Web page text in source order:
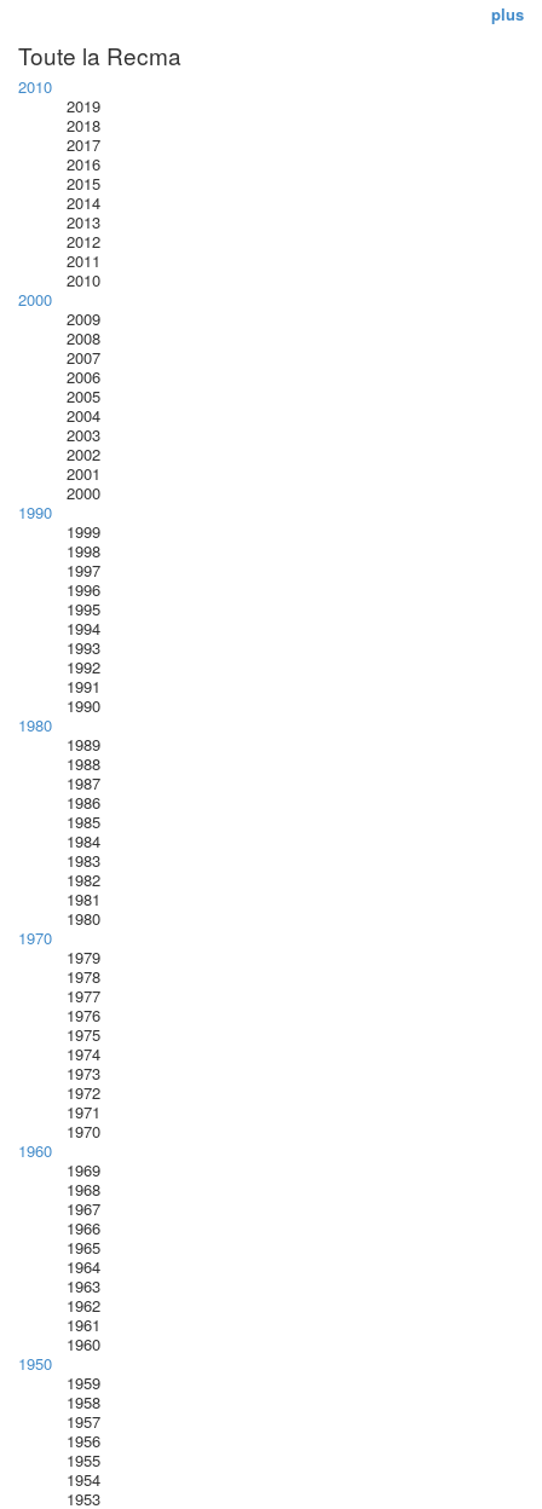
plus
Toute la Recma
2010
2019
2018
2017
2016
2015
2014
2013
2012
2011
2010
2000
2009
2008
2007
2006
2005
2004
2003
2002
2001
2000
1990
1999
1998
1997
1996
1995
1994
1993
1992
1991
1990
1980
1989
1988
1987
1986
1985
1984
1983
1982
1981
1980
1970
1979
1978
1977
1976
1975
1974
1973
1972
1971
1970
1960
1969
1968
1967
1966
1965
1964
1963
1962
1961
1960
1950
1959
1958
1957
1956
1955
1954
1953